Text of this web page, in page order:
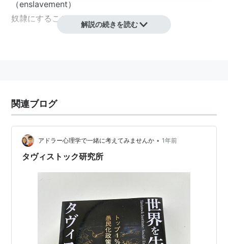
（enslavement）
奴隷にすること。
解説の続きを読む
関連ブログ
アドラー心理学で一緒に考えてみませんか • 1年前
タヴィストック研究所